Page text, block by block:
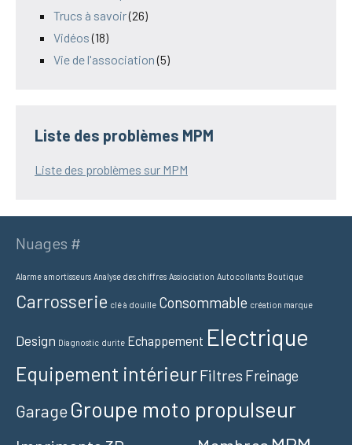
Trucs à savoir(26)
Vidéos(18)
Vie de l'association(5)
Liste des problèmes MPM
Liste des problèmes sur MPM
Nuages #
Alarme amortisseurs Analyse des chiffres Assiociation Autocollants Boutique
Carrosserie clé à douille Consommable création marque
Design Diagnostic durite Echappement Electrique
Equipement intérieurFiltres Freinage
Garage Groupe moto propulseur